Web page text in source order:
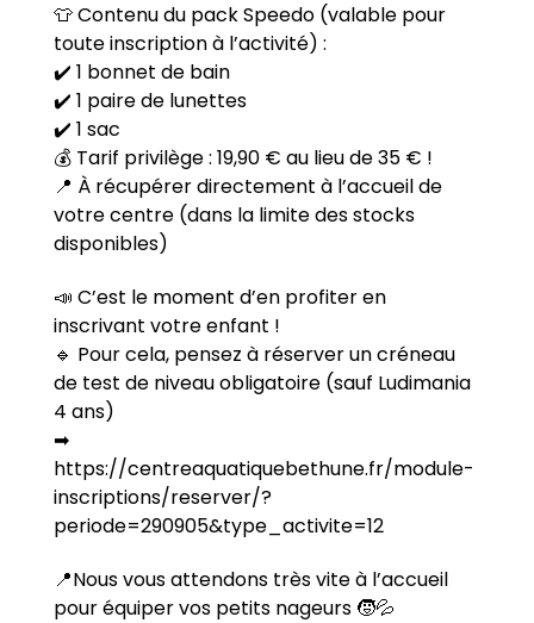
👕 Contenu du pack Speedo (valable pour
toute inscription à l’activité) :
✔️ 1 bonnet de bain
✔️ 1 paire de lunettes
✔️ 1 sac
💰 Tarif privilège : 19,90 € au lieu de 35 € !
📍 À récupérer directement à l’accueil de
votre centre (dans la limite des stocks
disponibles)
📣 C’est le moment d’en profiter en
inscrivant votre enfant !
🔹 Pour cela, pensez à réserver un créneau
de test de niveau obligatoire (sauf Ludimania
4 ans)
➡
https://centreaquatiquebethune.fr/module-
inscriptions/reserver/?
periode=290905&type_activite=12
📍Nous vous attendons très vite à l’accueil
pour équiper vos petits nageurs 🧒💦